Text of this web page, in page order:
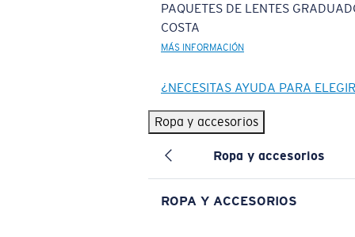
PAQUETES DE LENTES
COSTA
MÁS INFORMACIÓN
¿NECESITAS AYUDA PARA
Ropa y accesorios
Ropa y accesorios
ROPA Y ACCESORIOS